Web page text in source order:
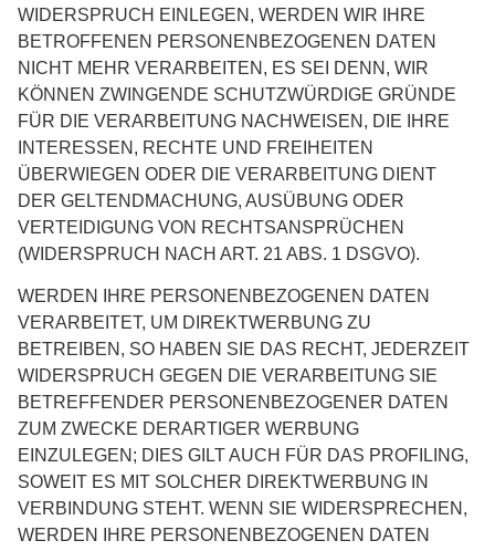
WIDERSPRUCH EINLEGEN, WERDEN WIR IHRE
BETROFFENEN PERSONENBEZOGENEN DATEN
NICHT MEHR VERARBEITEN, ES SEI DENN, WIR
KÖNNEN ZWINGENDE SCHUTZWÜRDIGE GRÜNDE
FÜR DIE VERARBEITUNG NACHWEISEN, DIE IHRE
INTERESSEN, RECHTE UND FREIHEITEN
ÜBERWIEGEN ODER DIE VERARBEITUNG DIENT
DER GELTENDMACHUNG, AUSÜBUNG ODER
VERTEIDIGUNG VON RECHTSANSPRÜCHEN
(WIDERSPRUCH NACH ART. 21 ABS. 1 DSGVO).
WERDEN IHRE PERSONENBEZOGENEN DATEN
VERARBEITET, UM DIREKTWERBUNG ZU
BETREIBEN, SO HABEN SIE DAS RECHT, JEDERZEIT
WIDERSPRUCH GEGEN DIE VERARBEITUNG SIE
BETREFFENDER PERSONENBEZOGENER DATEN
ZUM ZWECKE DERARTIGER WERBUNG
EINZULEGEN; DIES GILT AUCH FÜR DAS PROFILING,
SOWEIT ES MIT SOLCHER DIREKTWERBUNG IN
VERBINDUNG STEHT. WENN SIE WIDERSPRECHEN,
WERDEN IHRE PERSONENBEZOGENEN DATEN